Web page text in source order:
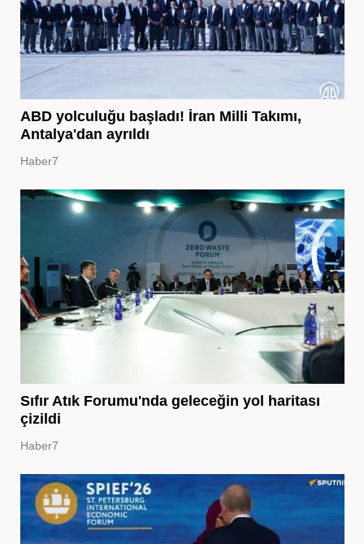
ABD yolculuğu başladı! İran Milli Takımı,
Antalya'dan ayrıldı
Haber7
Sıfır Atık Forumu'nda geleceğin yol haritası
çizildi
Haber7